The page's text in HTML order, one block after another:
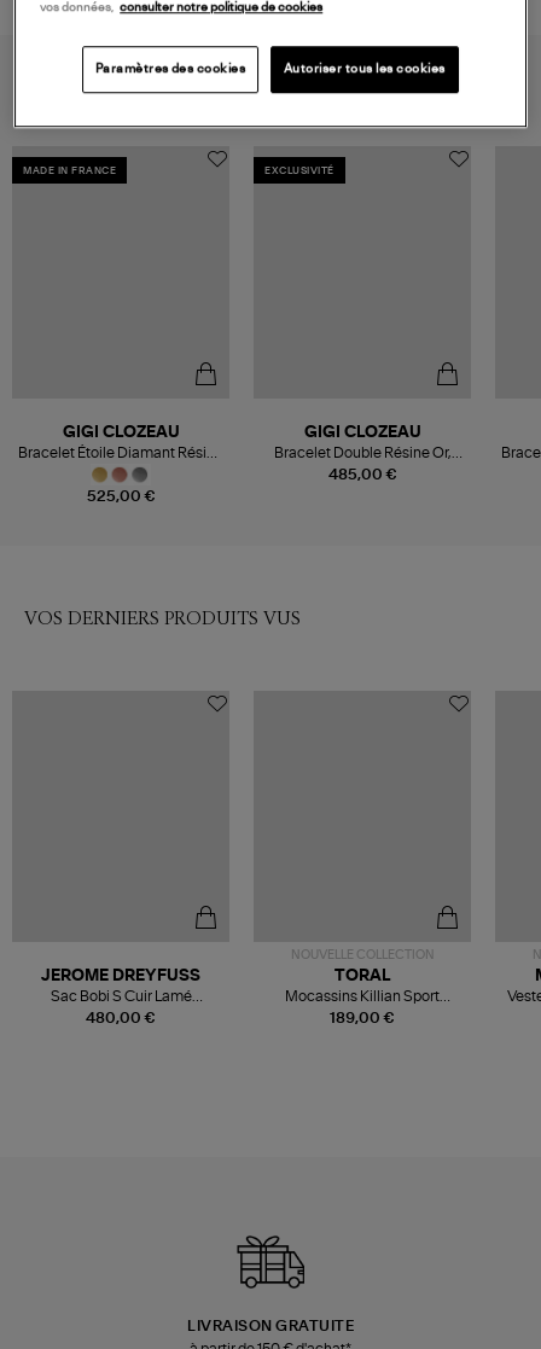
VOUS AIMEREZ AUSSI
MADE IN FRANCE
525,00 €
GIGI CLOZEAU
Bracelet Étoile Diamant Résine
Or
EXCLUSIVITÉ
485,00 €
GIGI CLOZEAU
Bracelet Double Résine Or,
Exclusivité
VOS DERNIERS PRODUITS VUS
480,00 €
JEROME DREYFUSS
Sac Bobi S Cuir Lamé
Champagne
NOUVELLE COLLECTION
189,00 €
TORAL
Mocassins Killian Sport
Mousse
LIVRAISON GRATUITE
vos données, consulter notre politique de cookies
Paramètres des cookies Autoriser tous les cookies